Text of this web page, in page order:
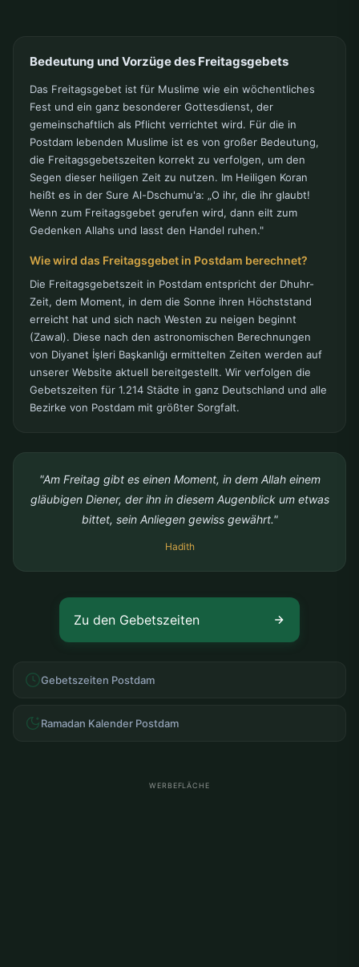
Bedeutung und Vorzüge des Freitagsgebets
Das Freitagsgebet ist für Muslime wie ein wöchentliches
Fest und ein ganz besonderer Gottesdienst, der
gemeinschaftlich als Pflicht verrichtet wird. Für die in
Postdam lebenden Muslime ist es von großer Bedeutung,
die Freitagsgebetszeiten korrekt zu verfolgen, um den
Segen dieser heiligen Zeit zu nutzen. Im Heiligen Koran
heißt es in der Sure Al-Dschumu'a: „O ihr, die ihr glaubt!
Wenn zum Freitagsgebet gerufen wird, dann eilt zum
Gedenken Allahs und lasst den Handel ruhen."
Wie wird das Freitagsgebet in Postdam berechnet?
Die Freitagsgebetszeit in Postdam entspricht der Dhuhr-
Zeit, dem Moment, in dem die Sonne ihren Höchststand
erreicht hat und sich nach Westen zu neigen beginnt
(Zawal). Diese nach den astronomischen Berechnungen
von Diyanet İşleri Başkanlığı ermittelten Zeiten werden auf
unserer Website aktuell bereitgestellt. Wir verfolgen die
Gebetszeiten für 1.214 Städte in ganz Deutschland und alle
Bezirke von Postdam mit größter Sorgfalt.
"Am Freitag gibt es einen Moment, in dem Allah einem
gläubigen Diener, der ihn in diesem Augenblick um etwas
bittet, sein Anliegen gewiss gewährt."
Hadith
Zu den Gebetszeiten
Gebetszeiten Postdam
Ramadan Kalender Postdam
WERBEFLÄCHE